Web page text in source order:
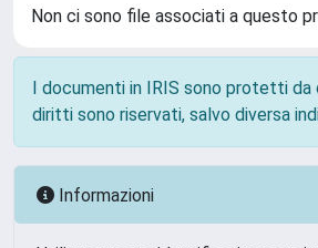
Non ci sono file associati a questo
I documenti in IRIS sono protetti
diritti sono riservati, salvo diversa
Informazioni